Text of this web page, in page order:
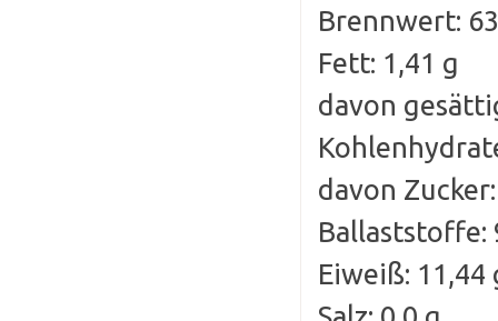
Brennwert:
Fett: 1,41 g
davon
davon
Ballaststoffe:
Eiweiß: 11,44